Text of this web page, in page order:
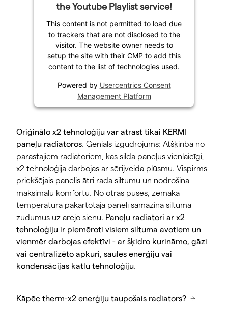
Oriģinālo x2 tehnoloģiju var atrast tikai KERMI
paneļu radiatoros. Ģeniāls izgudrojums: Atšķirībā no
parastajiem radiatoriem, kas silda paneļus vienlaicīgi,
x2 tehnoloģija darbojas ar sērijveida plūsmu. Vispirms
priekšējais panelis ātri rada siltumu un nodrošina
maksimālu komfortu. No otras puses, zemāka
temperatūra pakārtotajā panelī samazina siltuma
zudumus uz ārējo sienu. Paneļu radiatori ar x2
tehnoloģiju ir piemēroti visiem siltuma avotiem un
vienmēr darbojas efektīvi - ar šķidro kurināmo, gāzi
vai centralizēto apkuri, saules enerģiju vai
kondensācijas katlu tehnoloģiju.
Kāpēc therm-x2 enerģiju taupošais radiators?
the Youtube Playlist service!
This content is not permitted to load due
to trackers that are not disclosed to the
visitor. The website owner needs to
setup the site with their CMP to add this
content to the list of technologies used.
Powered by Usercentrics Consent
Management Platform